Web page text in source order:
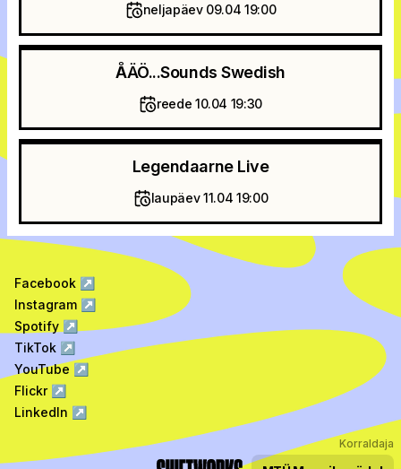
neljapäev 09.04 19:00
ÅÄÖ...Sounds Swedish
reede 10.04 19:30
Legendaarne Live
laupäev 11.04 19:00
Facebook ↗
Instagram ↗
Spotify ↗
TikTok ↗
YouTube ↗
Flickr↗
LinkedIn ↗
Korraldaja